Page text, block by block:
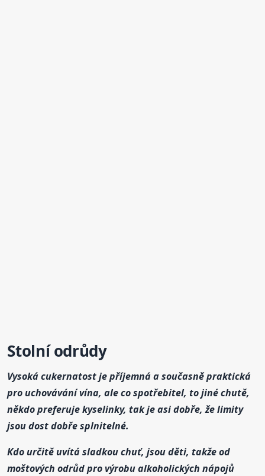
Stolní odrůdy
Vysoká cukernatost je příjemná a současně praktická
pro uchovávání vína, ale co spotřebitel, to jiné chutě,
někdo preferuje kyselinky, tak je asi dobře, že limity
jsou dost dobře splnitelné.
Kdo určitě uvítá sladkou chuť, jsou děti, takže od
moštových odrůd pro výrobu alkoholických nápojů